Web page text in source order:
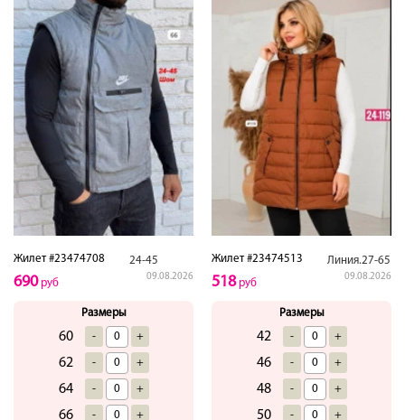
Жилет #23474708 24-45
09.08.2026
690руб
Размеры
60 - +
62 - +
64 - +
66 - +
Жилет #23474513 Линия.27-65
09.08.2026
518руб
Размеры
42 - +
46 - +
48 - +
50 - +